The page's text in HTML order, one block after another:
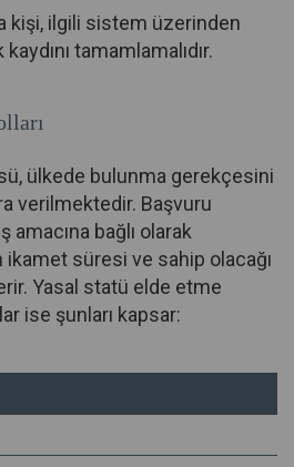
kişi, ilgili sistem üzerinden
tamamlamalıdır.
ülkede bulunma gerekçesini
verilmektedir. Başvuru
amacına bağlı olarak
ikamet süresi ve sahip olacağı
Yasal statü elde etme
ise şunları kapsar: